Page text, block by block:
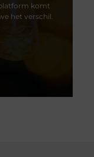
komt
het verschil.